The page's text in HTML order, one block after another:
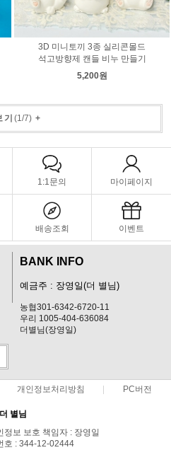
3D 미니토끼 3종 실리콘몰드
석고방향제 캔들 비누 만들기
5,200원
(1/7)+
1:1문의 마이페이지
배송조회 이벤트
BANK INFO
예금주 : 장영일(더 별님)
농협301-6342-6720-11
우리 1005-404-636084
더별님(장영일)
개인정보처리방침 PC버전
더 별님
정보 보호 책임자 : 장영일
호 : 344-12-02444